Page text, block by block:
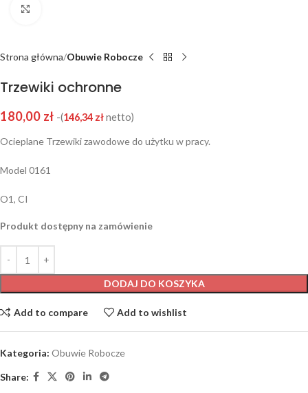
Strona główna Obuwie Robocze
Trzewiki ochronne
180,00 zł -(146,34 złnetto)
Ocieplane Trzewiki zawodowe do użytku w pracy.
Model 0161
O1, CI
Produkt dostępny na zamówienie
DODAJ DO KOSZYKA
Add to compare Add to wishlist
Kategoria: Obuwie Robocze
Share: